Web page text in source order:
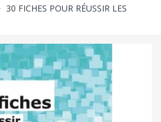
30 FICHES POUR RÉUSSIR LES